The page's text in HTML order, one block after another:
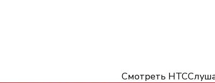
Смотреть НТС